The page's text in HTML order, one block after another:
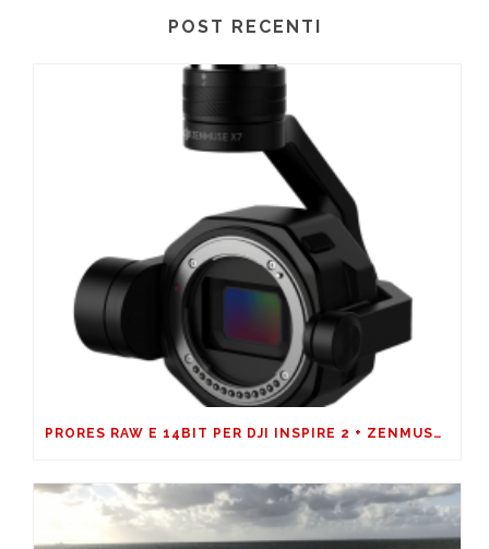
POST RECENTI
PRORES RAW E 14BIT PER DJI INSPIRE 2 + ZENMUSE X7